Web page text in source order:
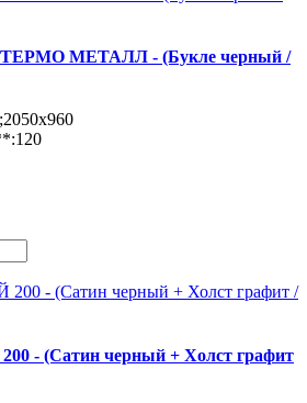
МЕТАЛЛ - (Букле черный /
120
- (Сатин черный + Холст графит